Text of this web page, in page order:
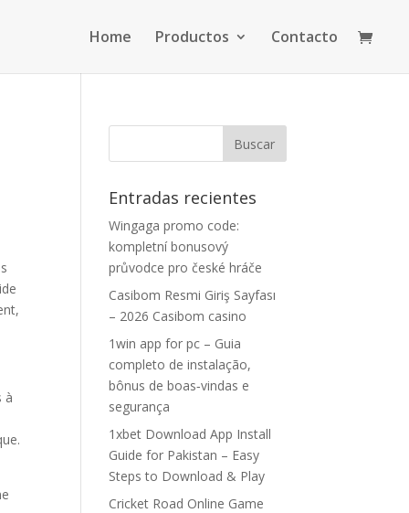
Home Productos Contacto
à
Entradas recientes
Wingaga promo code:
kompletní bonusový
průvodce pro české hráče
Casibom Resmi Giriş Sayfası
– ​2026 Casibom casino
1win app for pc – Guia
completo de instalação,
bônus de boas‑vindas e
segurança
1xbet Download App Install
Guide for Pakistan – Easy
Steps to Download & Play
Cricket Road Online Game